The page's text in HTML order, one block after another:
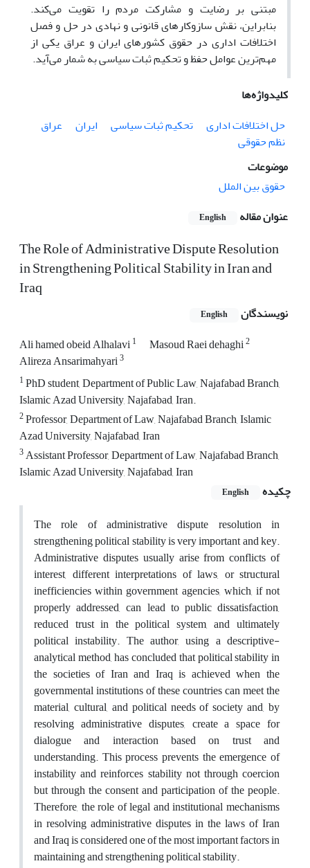
مبتنی بر رضایت و مشارکت مردم را تقویت می‌کند.
بنابراین، نقش سازوکارهای قانونی و نهادی در حل و فصل
اختلافات اداری در حقوق کشورهای ایران و عراق یکی از
مهم‌ترین عوامل حفظ و تحکیم ثبات سیاسی به شمار می‌آید.
کلیدواژه‌ها
حل اختلافات اداری
تحکیم ثبات سیاسی ایران
عراق
نظم حقوقی
موضوعات
حقوق بین الملل
عنوان مقاله
English
The Role of Administrative Dispute Resolution
in Strengthening Political Stability in Iran and
Iraq
نویسندگان English
Ali hamed obeid Alhalavi1 Masoud Raei dehaghi2
Alireza Ansarimahyari3
1PhD student, Department of Public Law, Najafabad Branch,
Islamic Azad University, Najafabad, Iran.
2Professor, Department of Law, Najafabad Branch, Islamic
Azad University, Najafabad, Iran
3Assistant Professor, Department of Law, Najafabad Branch,
Islamic Azad University, Najafabad, Iran
چکیده
English
The role of administrative dispute resolution in
strengthening political stability is very important and key.
Administrative disputes usually arise from conflicts of
interest, different interpretations of laws, or structural
inefficiencies within government agencies, which, if not
properly addressed, can lead to public dissatisfaction,
reduced trust in the political system, and ultimately
political instability. The author, using a descriptive-
analytical method, has concluded that political stability in
the societies of Iran and Iraq is achieved when the
governmental institutions of these countries can meet the
material, cultural, and political needs of society and, by
resolving administrative disputes, create a space for
dialogue and interaction based on trust and
understanding. This process prevents the emergence of
instability and reinforces stability not through coercion
but through the consent and participation of the people.
Therefore, the role of legal and institutional mechanisms
in resolving administrative disputes in the laws of Iran
and Iraq is considered one of the most important factors in
maintaining and strengthening political stability.